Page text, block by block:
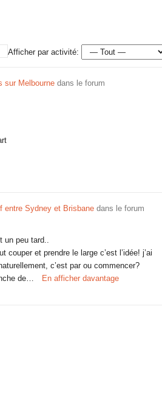
Afficher par activité:
sur Melbourne dans le forum
entre Sydney et Brisbane dans le forum
un peu tard..
couper et prendre le large c’est l’idée! j’ai
c’est par ou commencer?
de…
En afficher davantage